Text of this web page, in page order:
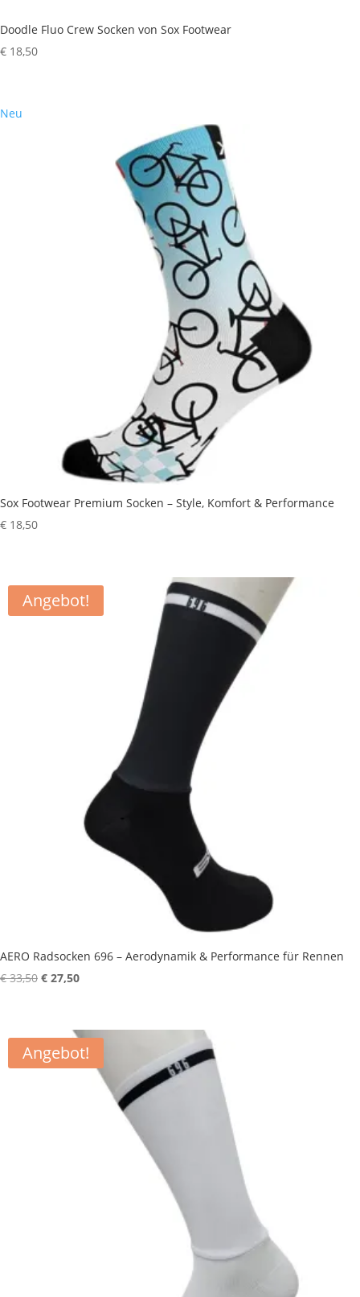
Doodle Fluo Crew Socken von Sox Footwear
€ 18,50
Neu
Sox Footwear Premium Socken – Style, Komfort & Performance
€ 18,50
Angebot!
AERO Radsocken 696 – Aerodynamik & Performance für Rennen
€33,50 Ursprünglicher
€ 33,50
€ 27,50Aktueller
€ 27,50.
Angebot!